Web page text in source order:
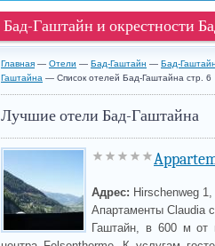
Бад-Гаштайн и окрестности
Главная — Отели — Бад-Гаштайн — Бад-
Гаштайна — Список отелей Бад-Гаштайна стр. 6
Лучшие отели Бад-Гаштайна
Адрес: Hirschenweg
Апартаменты Claudia
Гаштайн, в 600 м от